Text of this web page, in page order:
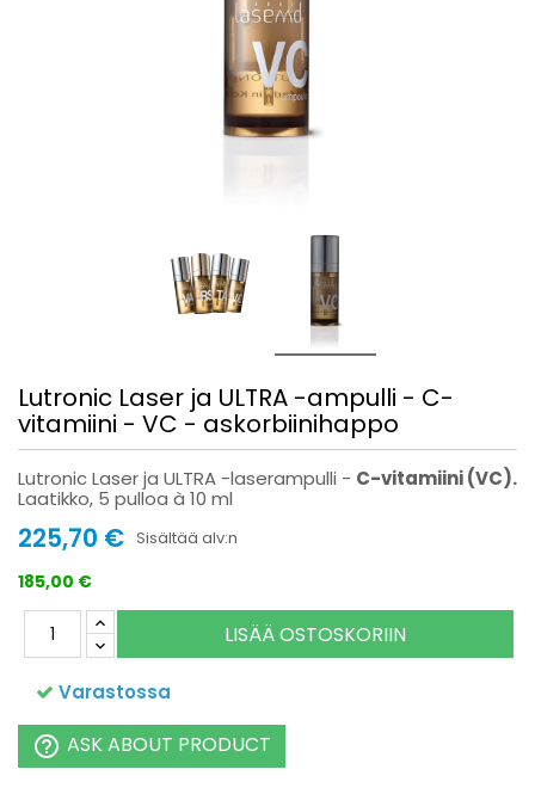
Lutronic Laser ja ULTRA -ampulli - C-
vitamiini - VC - askorbiinihappo
Lutronic Laser ja ULTRA -laserampulli - C-vitamiini (VC).
Laatikko, 5 pulloa à 10 ml
225,70 € Sisältää alv:n
185,00 €
LISÄÄ OSTOSKORIIN
Varastossa
help_outline ASK ABOUT PRODUCT